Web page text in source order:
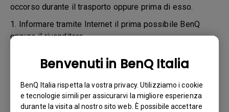
Benvenuti in BenQ Italia
BenQ Italia rispetta la vostra privacy. Utilizziamo i cookie
e tecnologie simili per assicurarvi la migliore esperienza
durante la visita al nostro sito web. È possibile accettare
occorso durante il trasporto oppure prima di esso.
1. Informare tramite Internet il prima possibile BenQ
oppure il rivenditore
a. del materiale di imballaggio (interno ed esterno)
b. del danno fisico
3. Tenere la fattura e la bolla di consegna a portata di